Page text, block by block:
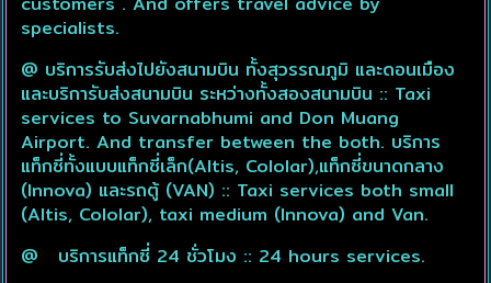
specialists.
@ บริการรับส่งไปยังสนามบิน ทั้งสุวรรณภูมิ และดอนเมือง
และบริการับส่งสนามบิน ระหว่างทั้งสองสนามบิน :: Taxi
services to Suvarnabhumi and Don Muang
Airport. And transfer between the both. บริการ
แท็กซี่ทั้งแบบแท็กซี่เล็ก(Altis, Cololar),แท็กซี่ขนาดกลาง
(Innova) และรถตู้ (VAN) :: Taxi services both small
(Altis, Cololar), taxi medium (Innova) and Van.
@ บริการแท็กซี่ 24 ชั่วโมง :: 24 hours services.